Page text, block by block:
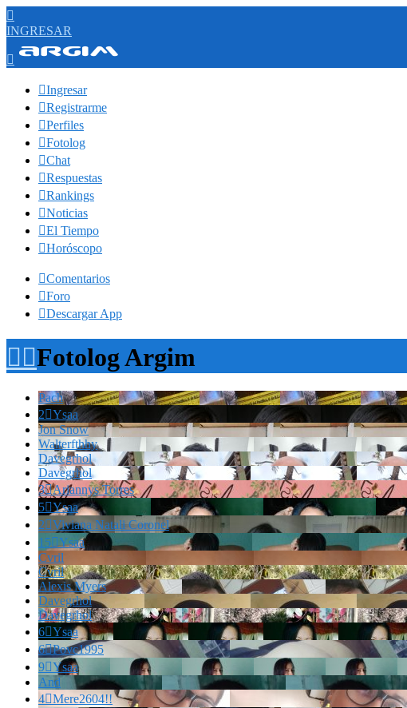

INGRESAR

Ingresar
Registrarme
Perfiles
Fotolog
Chat
Respuestas
Rankings
Noticias
El Tiempo
Horóscopo
Comentarios
Foro
Descargar App
Fotolog Argim
Pach
2Ysaa
Jon Snow
Walterfthhy
Davegrhol
Davegrhol
3Ariannys Torres
5Ysaa
2Viviana Natali Coronel
15Ysaa
Cvril
Cvril
Alexis Myers
Davegrhol
Davegrhol
6Ysaa
6Povc1995
9Ysaa
And
4Mere2604!!